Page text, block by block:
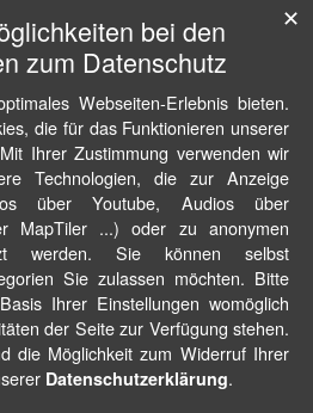
bei den
zum Datenschutz
Webseiten-Erlebnis bieten.
die für das Funktionieren unserer
Ihrer Zustimmung verwenden wir
Technologien, die zur Anzeige
über Youtube, Audios über
MapTiler ...) oder zu anonymen
werden. Sie können selbst
Sie zulassen möchten. Bitte
Ihrer Einstellungen womöglich
der Seite zur Verfügung stehen.
die Möglichkeit zum Widerruf Ihrer
Datenschutzerklärung.
✕